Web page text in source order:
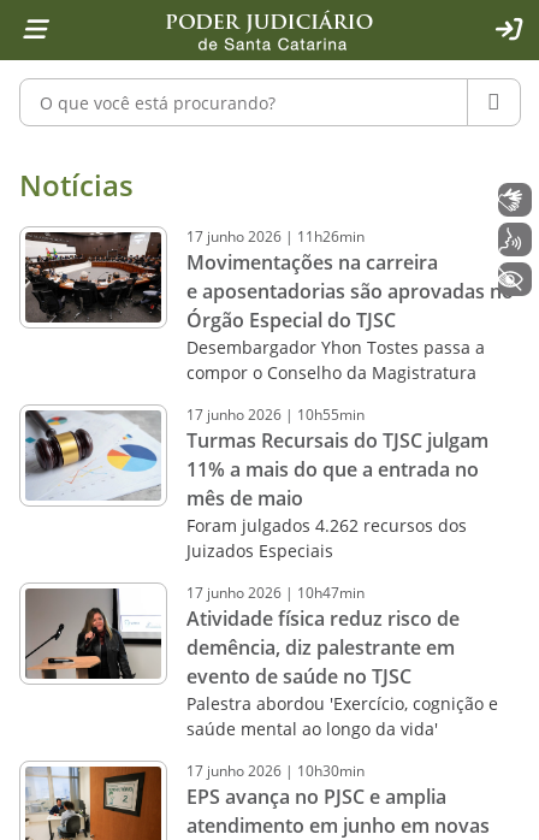
1 Ir para o conteúdo
2 Ir para a ferramenta de acessibilidade - Rybená
4 Ir para o menu principal
5 Ir para a pesquisa
6 Ir para o rodapé
7 Ir para a página inicial
Pesquisar no portal
Notícias - Imprensa - Poder
Notícias
17 junho2026 | 11h26min
Movimentações na carreira
e aposentadorias são aprovadas no
Órgão Especial do TJSC
Desembargador Yhon Tostes passa a
compor o Conselho da Magistratura
17 junho2026 | 10h55min
Turmas Recursais do TJSC julgam
11% a mais do que a entrada no
mês de maio
Foram julgados 4.262 recursos dos
Juizados Especiais
17 junho2026 | 10h47min
Atividade física reduz risco de
demência, diz palestrante em
evento de saúde no TJSC
Palestra abordou 'Exercício, cognição e
saúde mental ao longo da vida'
17 junho2026 | 10h30min
EPS avança no PJSC e amplia
atendimento em junho em novas
+ Acessibilidade